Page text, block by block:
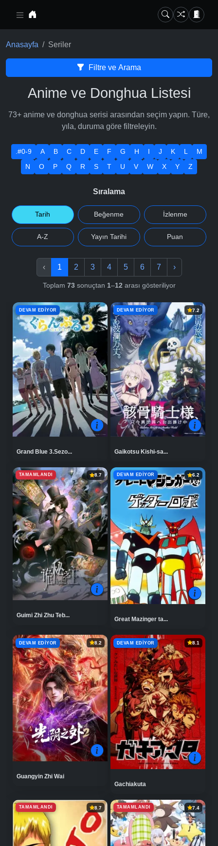
Anasayfa Seriler
Filtre ve Arama
Anime ve Donghua Listesi
73+ anime ve donghua serisi arasından seçim yapın. Türe,
yıla, duruma göre filtreleyin.
.#0-9 A B C D E F G H I J K L
M
N
O P Q R S T U V W X Y Z
Sıralama
Tarih Beğenme İzlenme
A-Z Yayın Tarihi Puan
‹ 1 2 3 4 5 6 7 ›
Toplam 73sonuçtan 1–12 arası gösteriliyor
DEVAM EDIYOR
Grand Blue 3.Sezo...
DEVAM EDIYOR 7.2
Gaikotsu Kishi-sa...
TAMAMLANDI 8.7
Guimi Zhi Zhu Teb...
DEVAM EDIYOR 6.2
Great Mazinger ta...
DEVAM EDIYOR 8.2
Guangyin Zhi Wai
DEVAM EDIYOR 8.1
Gachiakuta
TAMAMLANDI 8.7 TAMAMLANDI 7.4